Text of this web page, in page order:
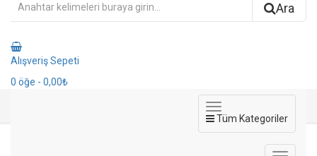
Ara
Alışveriş Sepeti
0 öğe - 0,00₺
Tüm Kategoriler